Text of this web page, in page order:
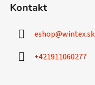
Kontakt
eshop@wintex.sk
+421911060277